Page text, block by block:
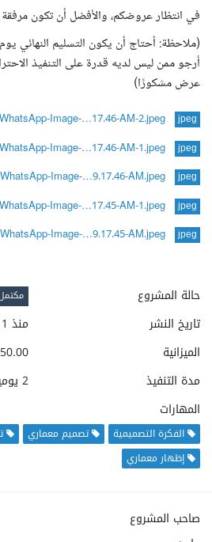
في انتظار عروضكم، والأفضل أن تكون مرفقة
(ملاحظة: أحتاج أن يكون التسليم النهائي
أرجو ممن ليس لديه قدرة على التنفيذ
عرض مشكورًا)
jpeg
WhatsApp-Image-…17.46-AM-2.jpeg
jpeg
WhatsApp-Image-…17.46-AM-1.jpeg
jpeg
WhatsApp-Image-…9.17.46-AM.jpeg
jpeg
WhatsApp-Image-…17.45-AM-1.jpeg
jpeg
WhatsApp-Image-…9.17.45-AM.jpeg
حالة المشروع
تاريخ النشر
منذ 11 شهرا
الميزانية
- $100.00
مدة التنفيذ
2 يومين
المهارات
الفكرة التصميمية تصميم معماري
إظهار معماري
صاحب المشروع